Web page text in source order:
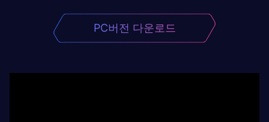
PC버전 다운로드